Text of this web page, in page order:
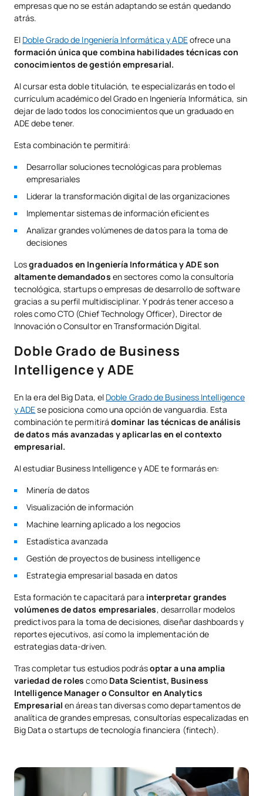
empresas que no se están adaptando se están quedando
atrás.
El Doble Grado de Ingeniería Informática y ADEofrece una
formación única que combina habilidades técnicas con
conocimientos de gestión empresarial.
Al cursar esta doble titulación, te especializarás en todo el
currículum académico del Grado en Ingeniería Informática, sin
dejar de lado todos los conocimientos que un graduado en
ADE debe tener.
Esta combinación te permitirá:
Desarrollar soluciones tecnológicas para problemas
empresariales
Liderar la transformación digital de las organizaciones
Implementar sistemas de información eficientes
Analizar grandes volúmenes de datos para la toma de
decisiones
Losgraduados en Ingeniería Informática y ADE son
altamente demandados en sectores como la consultoría
tecnológica, startups o empresas de desarrollo de software
gracias a su perfil multidisciplinar. Y podrás tener acceso a
roles como CTO (Chief Technology Officer), Director de
Innovación o Consultor en Transformación Digital.
Doble Grado de Business
Intelligence y ADE
En la era del Big Data, el Doble Grado de Business Intelligence
y ADEse posiciona como una opción de vanguardia. Esta
combinación te permitirádominar las técnicas de análisis
de datos más avanzadas y aplicarlas en el contexto
empresarial.
Al estudiar Business Intelligence y ADE te formarás en:
Minería de datos
Visualización de información
Machine learning aplicado a los negocios
Estadística avanzada
Gestión de proyectos de business intelligence
Estrategia empresarial basada en datos
Esta formación te capacitará para interpretar grandes
volúmenes de datos empresariales, desarrollar modelos
predictivos para la toma de decisiones, diseñar dashboards y
reportes ejecutivos, así como la implementación de
estrategias data-driven.
Tras completar tus estudios podrásoptar a una amplia
variedad de roles como Data Scientist, Business
Intelligence Manager o Consultor en Analytics
Empresarial en áreas tan diversas como departamentos de
analítica de grandes empresas, consultorías especalizadas en
Big Data o startups de tecnología financiera (fintech).